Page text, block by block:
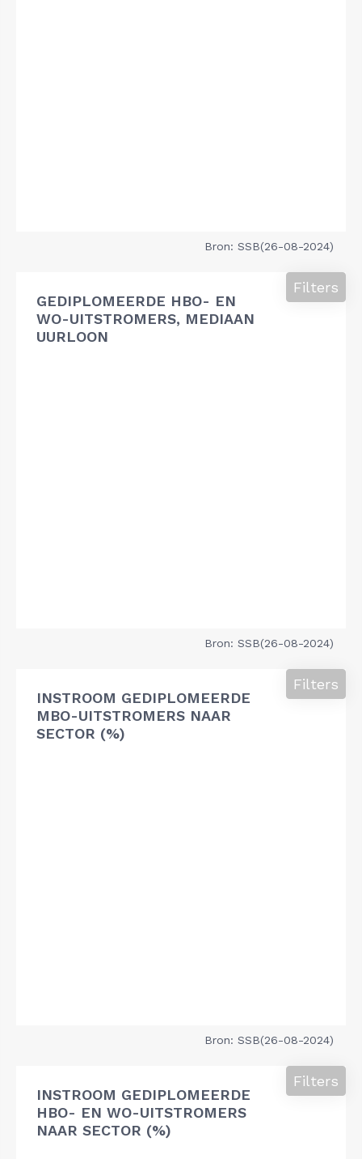
Bron: SSB(26-08-2024)
GEDIPLOMEERDE HBO- EN
WO-UITSTROMERS, MEDIAAN
UURLOON
Filters
Bron: SSB(26-08-2024)
INSTROOM GEDIPLOMEERDE
MBO-UITSTROMERS NAAR
SECTOR (%)
Filters
Bron: SSB(26-08-2024)
INSTROOM GEDIPLOMEERDE
HBO- EN WO-UITSTROMERS
NAAR SECTOR (%)
Filters